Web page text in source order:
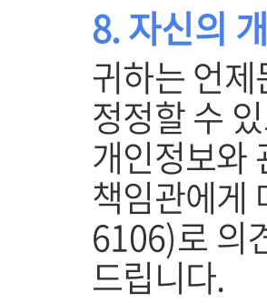
8. 자신의
귀하는 언
정정할 수
개인정보와
책임관에
6106)로 의
드립니다.